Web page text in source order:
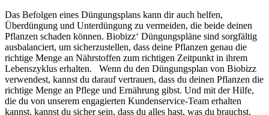
Das Befolgen eines Düngungsplans kann dir auch helfen,
Überdüngung und Unterdüngung zu vermeiden, die beide deinen
Pflanzen schaden können. Biobizz‘ Düngungspläne sind sorgfältig
ausbalanciert, um sicherzustellen, dass deine Pflanzen genau die
richtige Menge an Nährstoffen zum richtigen Zeitpunkt in ihrem
Lebenszyklus erhalten.
Wenn du den Düngungsplan von Biobizz
verwendest, kannst du darauf vertrauen, dass du deinen Pflanzen die
richtige Menge an Pflege und Ernährung gibst. Und mit der Hilfe,
die du von unserem engagierten Kundenservice-Team erhalten
kannst, kannst du sicher sein, dass du alles hast, was du brauchst,